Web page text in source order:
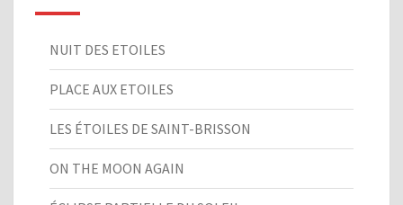
NUIT DES ETOILES
PLACE AUX ETOILES
LES ÉTOILES DE SAINT-BRISSON
ON THE MOON AGAIN